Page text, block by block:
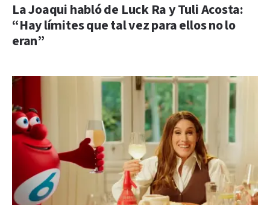
La Joaqui habló de Luck Ra y Tuli Acosta:
“Hay límites que tal vez para ellos no lo
eran”